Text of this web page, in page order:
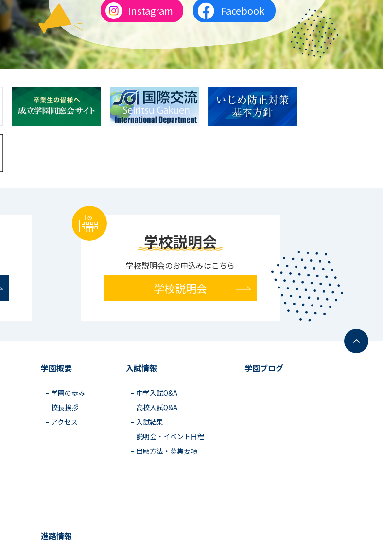
Instagram
Facebook
学校説明会
学校説明会のお申込みはこちら
学校説明会
学園概要
学園の歩み
校長挨拶
アクセス
進路情報
入試情報
中学入試Q&A
高校入試Q&A
入試結果
説明会・イベント日程
出願方法・募集要項
学園ブログ